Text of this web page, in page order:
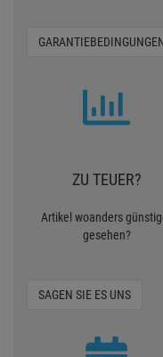
ZU TEUER?
Artikel woanders
gesehen?
SAGEN SIE ES UNS